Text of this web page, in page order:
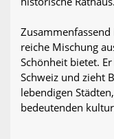
reiche Mischung
Schönheit bietet.
Schweiz und zieht
lebendigen
bedeutenden